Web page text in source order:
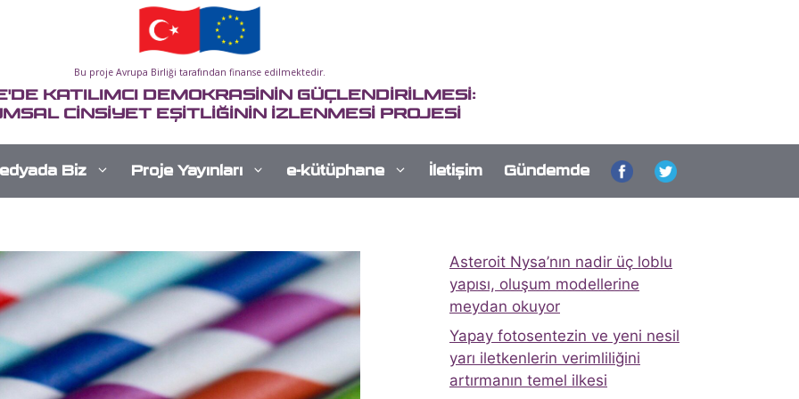
Bu proje Avrupa Birliği tarafından finanse edilmektedir.
KATILIMCI DEMOKRASİNİN GÜÇLENDİRİLMESİ:
CİNSİYET EŞİTLİĞİNİN İZLENMESİ PROJESİ
Biz Proje Yayınları e-kütüphane İletişim Gündemde
Asteroit Nysa’nın nadir üç loblu
yapısı, oluşum modellerine
meydan okuyor
Yapay fotosentezin ve yeni nesil
yarı iletkenlerin verimliliğini
artırmanın temel ilkesi